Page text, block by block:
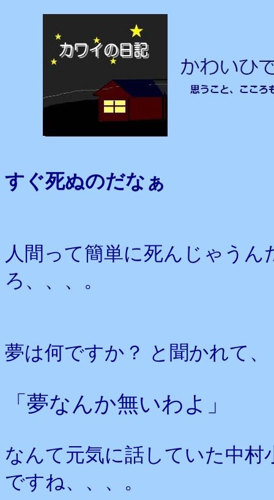
すぐ死ぬのだなぁ
人間って簡単に死んじゃう
ろ、、、。
夢は何ですか？ と聞かれて、
「夢なんか無いわよ」
なんて元気に話していた中
ですね、、、。